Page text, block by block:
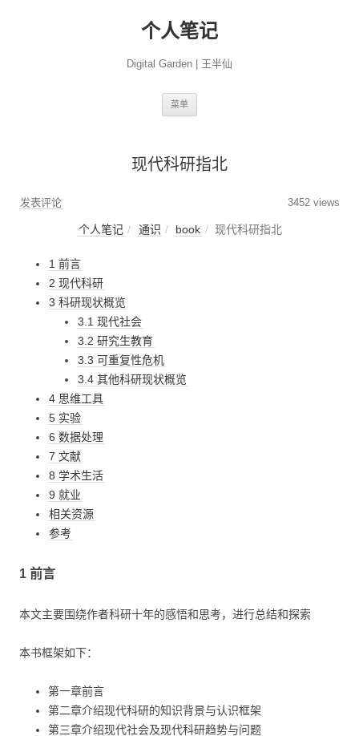
个人笔记
Digital Garden | 王半仙
菜单
现代科研指北
发表评论 3452 views
个人笔记 通识 book 现代科研指北
1 前言
2 现代科研
3 科研现状概览
3.1 现代社会
3.2 研究生教育
3.3 可重复性危机
3.4 其他科研现状概览
4 思维工具
5 实验
6 数据处理
7 文献
8 学术生活
9 就业
相关资源
参考
1 前言
本文主要围绕作者科研十年的感悟和思考，进行总结和探索
本书框架如下：
第一章前言
第二章介绍现代科研的知识背景与认识框架
第三章介绍现代社会及现代科研趋势与问题